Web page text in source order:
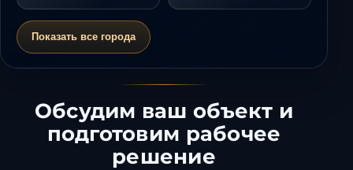
Показать все города
Обсудим ваш объект и
подготовим рабочее
решение